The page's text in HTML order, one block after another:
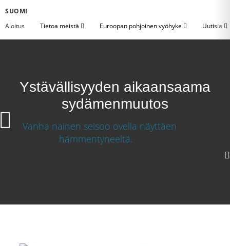
SUOMI
Aloitus
Tietoa meistä Euroopan pohjoinen vyöhyke Uutisia
Ystävällisyyden aikaansaama
sydämenmuutos